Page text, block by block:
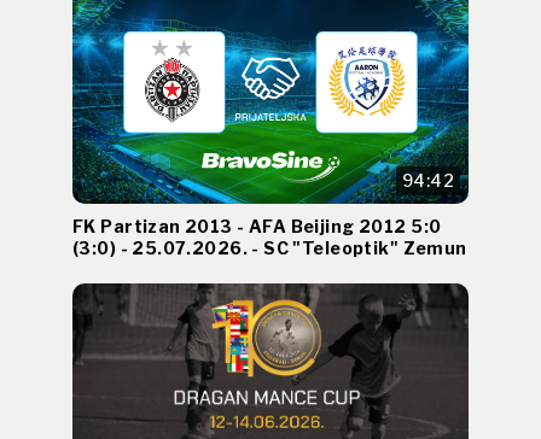
94:42
FK Partizan 2013 - AFA Beijing 2012 5:0
(3:0) - 25.07.2026. - SC "Teleoptik" Zemun